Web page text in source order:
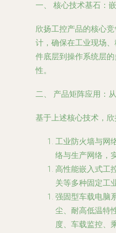
一、 核心技术基石：
欣扬工控产品的核心
计，确保在工业现场
件底层到操作系统层
性。
二、 产品矩阵应用：
基于上述核心技术，
工业防火墙与网
络与生产网络，
高性能嵌入式工
关等多种固定工
强固型车载电脑
尘、耐高低温特
度、车载监控、